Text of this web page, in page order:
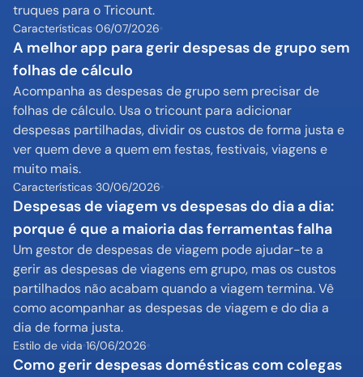
truques para o Tricount.
Características 06/07/2026
A melhor app para gerir despesas de grupo sem
folhas de cálculo
Acompanha as despesas de grupo sem precisar de
folhas de cálculo. Usa o tricount para adicionar
despesas partilhadas, dividir os custos de forma justa e
ver quem deve a quem em festas, festivais, viagens e
muito mais.
Características 30/06/2026
Despesas de viagem vs despesas do dia a dia:
porque é que a maioria das ferramentas falha
Um gestor de despesas de viagem pode ajudar-te a
gerir as despesas de viagens em grupo, mas os custos
partilhados não acabam quando a viagem termina. Vê
como acompanhar as despesas de viagem e do dia a
dia de forma justa.
Estilo de vida 16/06/2026
Como gerir despesas domésticas com colegas